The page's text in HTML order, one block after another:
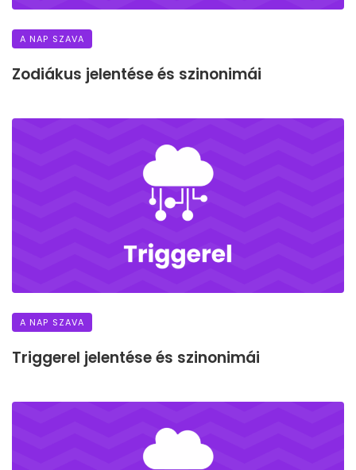
A NAP SZAVA
Zodiákus jelentése és szinonimái
A NAP SZAVA
Triggerel jelentése és szinonimái